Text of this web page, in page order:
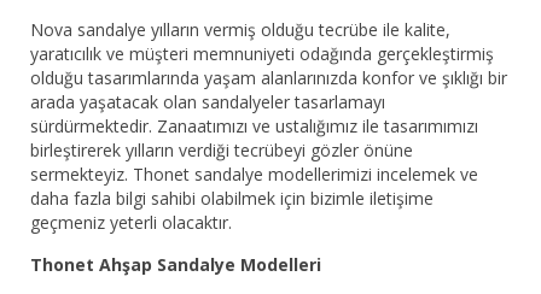
Nova sandalye yılların vermiş olduğu tecrübe ile kalite,
yaratıcılık ve müşteri memnuniyeti odağında gerçekleştirmiş
olduğu tasarımlarında yaşam alanlarınızda konfor ve şıklığı bir
arada yaşatacak olan sandalyeler tasarlamayı
sürdürmektedir. Zanaatımızı ve ustalığımız ile tasarımımızı
birleştirerek yılların verdiği tecrübeyi gözler önüne
sermekteyiz. Thonet sandalye modellerimizi incelemek ve
daha fazla bilgi sahibi olabilmek için bizimle iletişime
geçmeniz yeterli olacaktır.
Thonet Ahşap Sandalye Modelleri